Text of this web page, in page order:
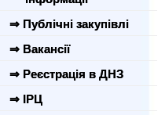
⇒ Публічні закупівлі
⇒ Вакансії
⇒ Реєстрація в ДНЗ
⇒ ІРЦ